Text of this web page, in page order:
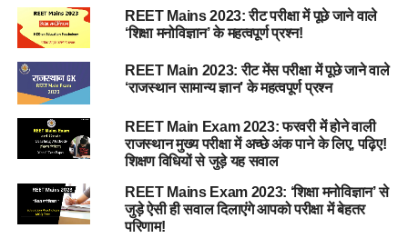
REET Mains 2023: रीट परीक्षा में पूछे जाने वाले
‘शिक्षा मनोविज्ञान’ के महत्वपूर्ण प्रश्न!
REET Main 2023: रीट मेंस परीक्षा में पूछे जाने वाले
‘राजस्थान सामान्य ज्ञान’ के महत्वपूर्ण प्रश्न
REET Main Exam 2023: फरवरी में होने वाली
राजस्थान मुख्य परीक्षा में अच्छे अंक पाने के लिए, पढ़िए!
शिक्षण विधियों से जुड़े यह सवाल
REET Mains Exam 2023: ‘शिक्षा मनोविज्ञान’ से
जुड़े ऐसी ही सवाल दिलाएंगे आपको परीक्षा में बेहतर
परिणाम!